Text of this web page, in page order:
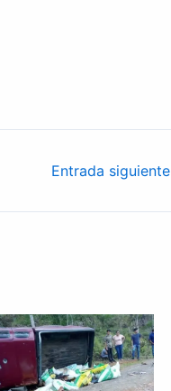
Entrada siguiente